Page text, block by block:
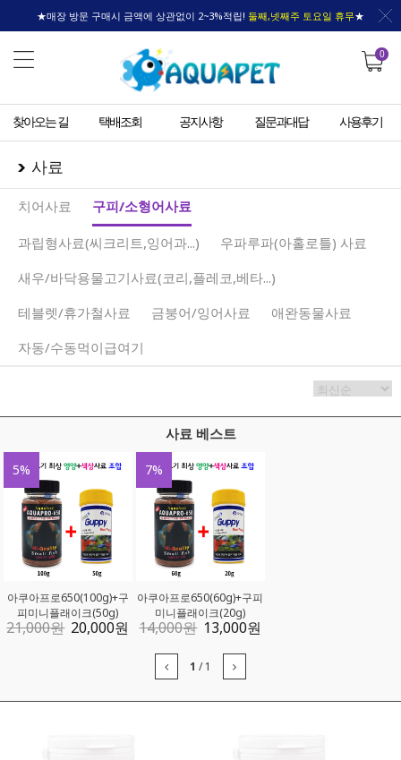
★매장 방문 구매시 금액에 상관없이 2~3%적립! 둘째,넷째주 토요일 휴무★
0
찾아오는 길 택배조회 공지사항 질문과대답 사용후기
사료
치어사료 구피/소형어사료
과립형사료(씨크리트,잉어과...)
우파루파(아홀로틀) 사료
새우/바닥용물고기사료(코리,플레코,베타...)
테블렛/휴가철사료
금붕어/잉어사료
애완동물사료
자동/수동먹이급여기
사료 베스트
5%
아쿠아프로650(100g)+구
피미니플래이크(50g)
21,000원 20,000원
7%
아쿠아프로650(60g)+구피
미니플래이크(20g)
14,000원 13,000원
1 /1